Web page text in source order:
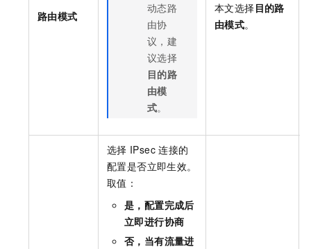
路由模式
动态路
由协
议，建
议选择
目的路
由模
式。
本文选择目的路
由模式。
选择 IPsec 连接的
配置是否立即生效。
取值：
是，配置完成后
立即进行协商
否，当有流量进